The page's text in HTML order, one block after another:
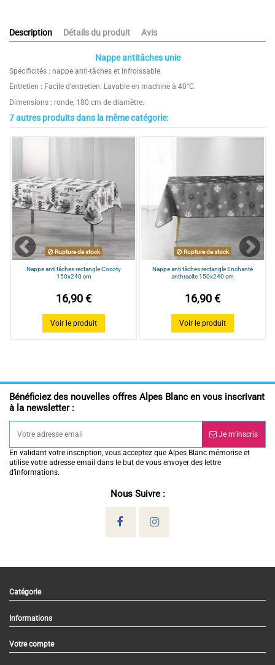
Description Détails du produit Avis
Nappe antitâches unie
Spécificités : nappe anti-tâches et infroissable.
Entretien : Facile d'entretien. Lavable en machine à 40°C.
Dimensions : ronde, 180 cm de diamètre.
Composition 100% polyester
7 autres produits dans la même catégorie:
Rupture de stock
Nappe anti tâches rectangle Cocoty
150x240 cm
16,90 €
Voir le produit
Rupture de stock
Nappe anti tâches rectangle Enchanté
anthracite 150x240 cm
16,90 €
Voir le produit
Bénéficiez des nouvelles offres Alpes Blanc en vous inscrivant
à la newsletter :
Je m’inscris
En validant votre inscription, vous acceptez que Alpes Blanc mémorise et
utilise votre adresse email dans le but de vous envoyer des lettre
d’informations.
Nous Suivre :
Catégorie
Informations
Votre compte